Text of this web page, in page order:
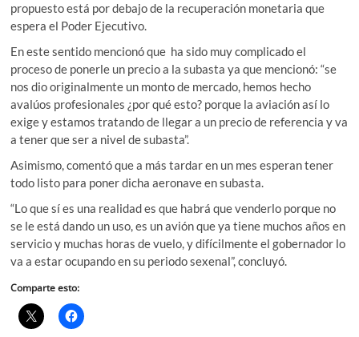
propuesto está por debajo de la recuperación monetaria que
espera el Poder Ejecutivo.
En este sentido mencionó que ha sido muy complicado el
proceso de ponerle un precio a la subasta ya que mencionó: “se
nos dio originalmente un monto de mercado, hemos hecho
avalúos profesionales ¿por qué esto? porque la aviación así lo
exige y estamos tratando de llegar a un precio de referencia y va
a tener que ser a nivel de subasta”.
Asimismo, comentó que a más tardar en un mes esperan tener
todo listo para poner dicha aeronave en subasta.
“Lo que sí es una realidad es que habrá que venderlo porque no
se le está dando un uso, es un avión que ya tiene muchos años en
servicio y muchas horas de vuelo, y difícilmente el gobernador lo
va a estar ocupando en su periodo sexenal”, concluyó.
Comparte esto: